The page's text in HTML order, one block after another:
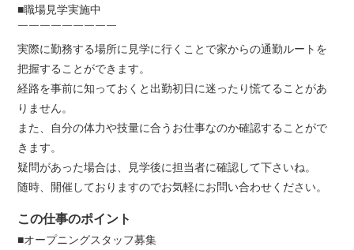
■職場見学実施中
￣￣￣￣￣￣￣￣￣
実際に勤務する場所に見学に行くことで家からの通勤ルートを
把握することができます。
経路を事前に知っておくと出勤初日に迷ったり慌てることがあ
りません。
また、自分の体力や技量に合うお仕事なのか確認することがで
きます。
疑問があった場合は、見学後に担当者に確認して下さいね。
随時、開催しておりますのでお気軽にお問い合わせください。
この仕事のポイント
■オープニングスタッフ募集